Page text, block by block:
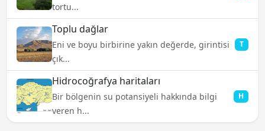
tortu...
Toplu dağlar
Eni ve boyu birbirine yakın değerde, girintisi
çık...
T
Hidrocoğrafya haritaları
Bir bölgenin su potansiyeli hakkında bilgi
veren h...
H